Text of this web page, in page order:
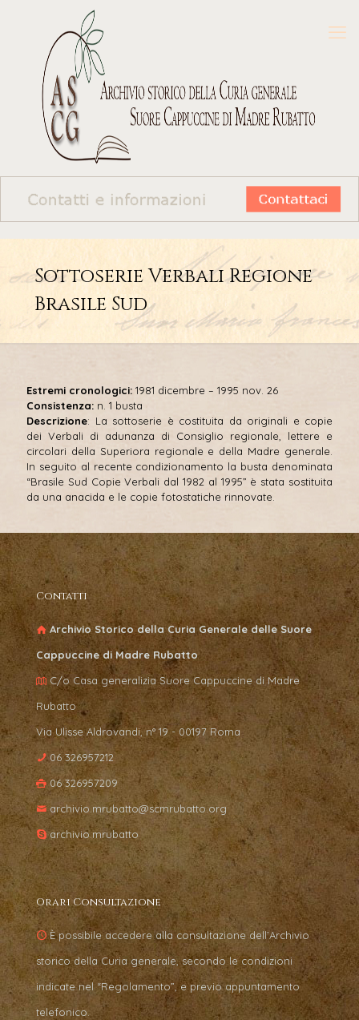
Sottoserie Verbali Regione
Brasile Sud
Estremi cronologici: 1981 dicembre – 1995 nov. 26
Consistenza: n. 1 busta
Descrizione: La sottoserie è costituita da originali e copie
dei Verbali di adunanza di Consiglio regionale, lettere e
circolari della Superiora regionale e della Madre generale.
In seguito al recente condizionamento la busta denominata
“Brasile Sud Copie Verbali dal 1982 al 1995” è stata sostituita
da una anacida e le copie fotostatiche rinnovate.
Contatti
Archivio Storico della Curia Generale delle Suore
Cappuccine di Madre Rubatto
C/o Casa generalizia Suore Cappuccine di Madre
Rubatto
Via Ulisse Aldrovandi, n° 19 - 00197 Roma
06 326957212
06 326957209
archivio.mrubatto@scmrubatto.org
archivio.mrubatto
Orari Consultazione
È possibile accedere alla consultazione dell’Archivio
storico della Curia generale, secondo le condizioni
indicate nel “Regolamento”, e previo appuntamento
telefonico.